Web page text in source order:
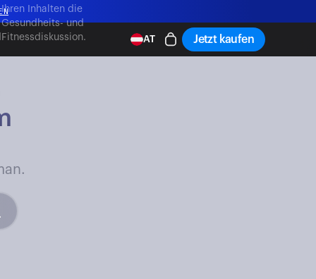
Ihren Inhalten die
Gesundheits- und
Fitnessdiskussion.
AT Jetzt kaufen